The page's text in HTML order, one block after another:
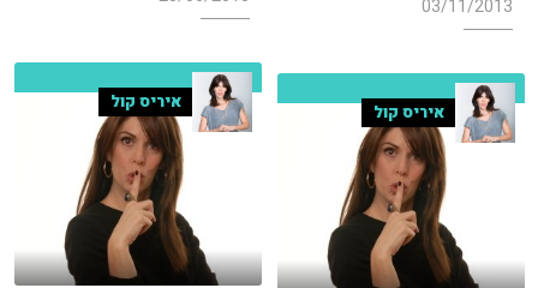
03/11/2013
איריס קול איריס קול